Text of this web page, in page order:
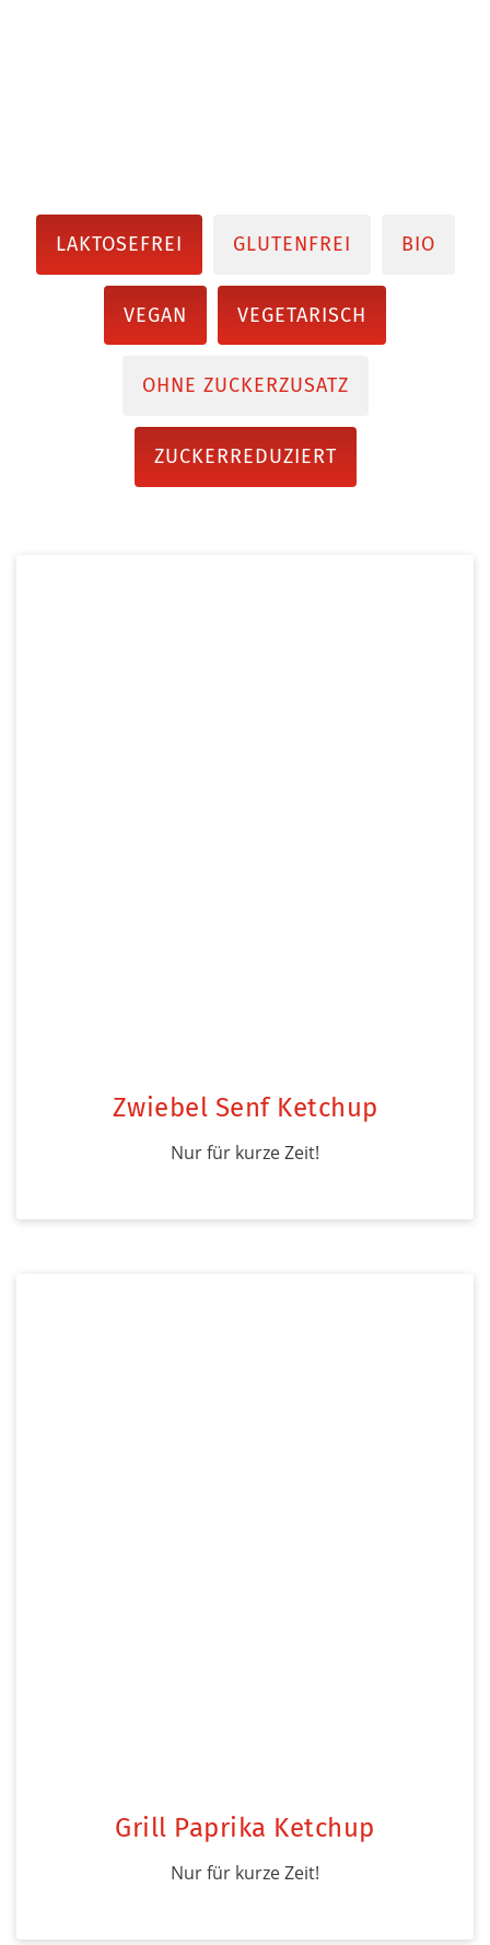
LAKTOSEFREI GLUTENFREI BIO
VEGAN VEGETARISCH
OHNE ZUCKERZUSATZ
ZUCKERREDUZIERT
Zwiebel Senf Ketchup
Nur für kurze Zeit!
Grill Paprika Ketchup
Nur für kurze Zeit!